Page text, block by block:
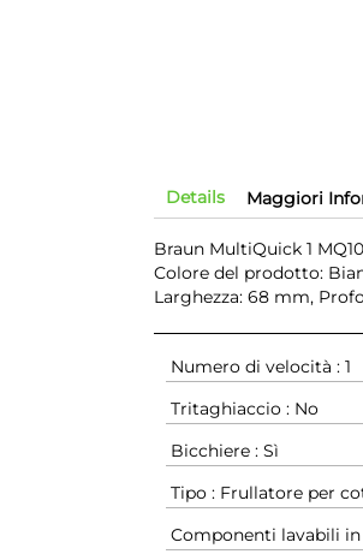
Details
Braun MultiQuick 1
Colore del prodotto:
Larghezza: 68 mm,
Numero di velocità : 1
Tritaghiaccio : No
Bicchiere : Sì
Tipo : Frullatore per
Componenti lavabili
Maggiori